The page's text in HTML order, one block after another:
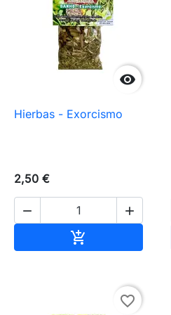

Hierbas - Exorcismo
2,50 €
 

favorite_border